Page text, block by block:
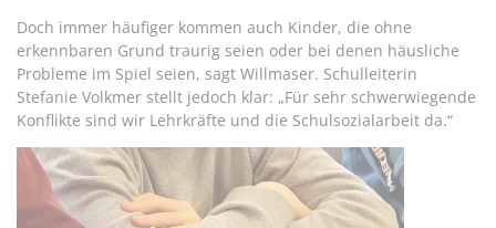
Doch immer häufiger kommen auch Kinder, die ohne
erkennbaren Grund traurig seien oder bei denen häusliche
Probleme im Spiel seien, sagt Willmaser. Schulleiterin
Stefanie Volkmer stellt jedoch klar: „Für sehr schwerwiegende
Konflikte sind wir Lehrkräfte und die Schulsozialarbeit da.“